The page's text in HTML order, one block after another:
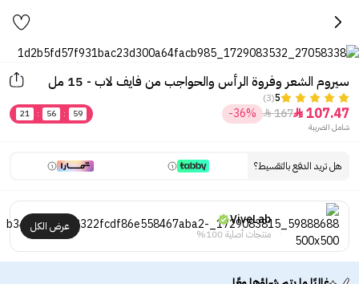
سيروم الشعر وفروة الرأس والحواجب من فايف لاب - 15 مل
5
(3)
107.47

167

-36%
21 : 56 :
59
شامل الضريبة
هل تريد الدفع بالتقسيط؟
ViveLab
منتجات أصلية 100%
عرض الكل